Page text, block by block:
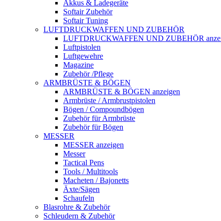
Akkus & Ladegeräte
Softair Zubehör
Softair Tuning
LUFTDRUCKWAFFEN UND ZUBEHÖR
LUFTDRUCKWAFFEN UND ZUBEHÖR
Luftpistolen
Luftgewehre
Magazine
Zubehör /Pflege
ARMBRÜSTE & BÖGEN
ARMBRÜSTE & BÖGEN anzeigen
Armbrüste / Armbrustpistolen
Bögen / Compoundbögen
Zubehör für Armbrüste
Zubehör für Bögen
MESSER
MESSER anzeigen
Messer
Tactical Pens
Tools / Multitools
Macheten / Bajonetts
Äxte/Sägen
Schaufeln
Blasrohre & Zubehör
Schleudern & Zubehör